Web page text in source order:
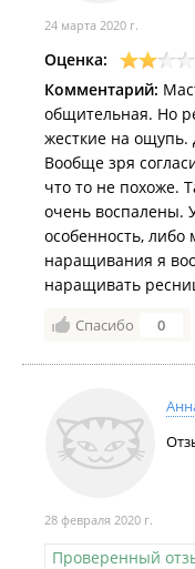
24 марта 2020 г.
Оценка:
Комментарий:
общительная. Но
жесткие на
Вообще зря
что то не похоже.
очень воспалены.
особенность, либо
наращивания я
наращивать
Спасибо 0
28 февраля 2020 г.
Проверенный